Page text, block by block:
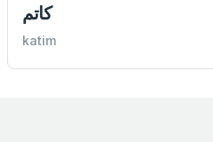
كاتم
katim